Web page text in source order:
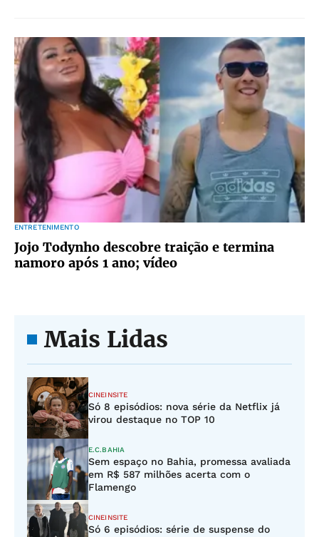
ENTRETENIMENTO
Jojo Todynho descobre traição e termina
namoro após 1 ano; vídeo
Mais Lidas
CINEINSITE
Só 8 episódios: nova série da Netflix já
virou destaque no TOP 10
E.C.BAHIA
Sem espaço no Bahia, promessa avaliada
em R$ 587 milhões acerta com o
Flamengo
CINEINSITE
Só 6 episódios: série de suspense do